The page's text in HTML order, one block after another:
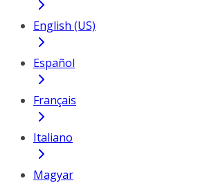
English (US)
Español
Français
Italiano
Magyar